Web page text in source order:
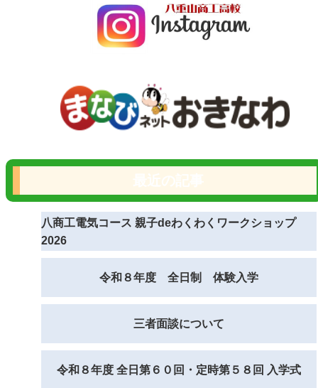
八商工電気コース 親子deわくわくワークショップ
2026
令和８年度 全日制 体験入学
三者面談について
令和８年度 全日第６０回・定時第５８回 入学式